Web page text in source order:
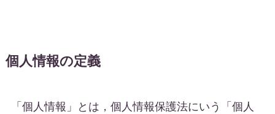
個人情報の定義
「個人情報」とは，個人情報保護法にいう「個人